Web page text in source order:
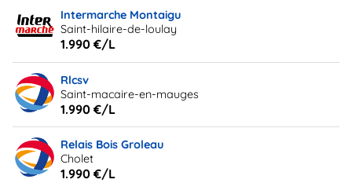
Intermarche Montaigu
Saint-hilaire-de-loulay
1.990 €/L
Rlcsv
Saint-macaire-en-mauges
1.990 €/L
Relais Bois Groleau
Cholet
1.990 €/L